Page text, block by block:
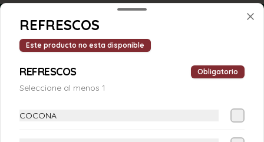
Conócenos
REFRESCOS
Este producto no esta disponible
REFRESCOS Obligatorio
Seleccione al menos 1
COCONA